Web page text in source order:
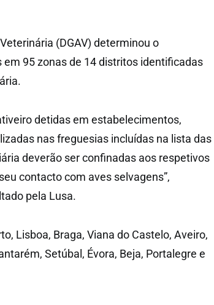
(DGAV) determinou o
95 zonas de 14 distritos identificadas
detidas em estabelecimentos,
nas freguesias incluídas na lista das
deverão ser confinadas aos respetivos
contacto com aves selvagens”,
pela Lusa.
Lisboa, Braga, Viana do Castelo, Aveiro,
Setúbal, Évora, Beja, Portalegre e